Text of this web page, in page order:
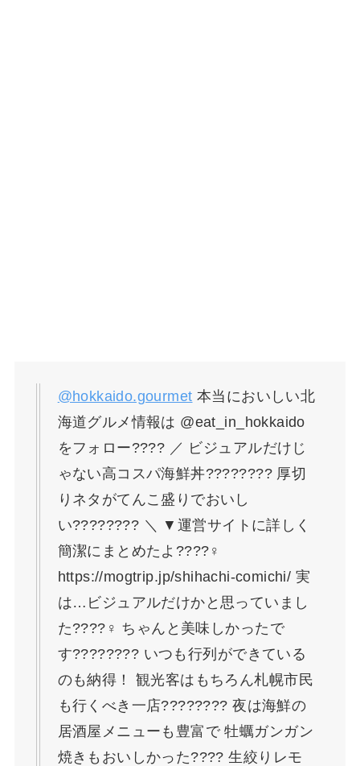
@hokkaido.gourmet 本当においしい北
海道グルメ情報は @eat_in_hokkaido
をフォロー???? ／ ビジュアルだけじ
ゃない高コスパ海鮮丼????️???? 厚切
りネタがてんこ盛りでおいし
い???????? ＼ ▼運営サイトに詳しく
簡潔にまとめたよ????‍♀️
https://mogtrip.jp/shihachi-comichi/ 実
は…ビジュアルだけかと思っていまし
た????‍♀️ ちゃんと美味しかったで
す???????? いつも行列ができている
のも納得！ 観光客はもちろん札幌市民
も行くべき一店???????? 夜は海鮮の
居酒屋メニューも豊富で 牡蠣ガンガン
焼きもおいしかった???? 生絞りレモ